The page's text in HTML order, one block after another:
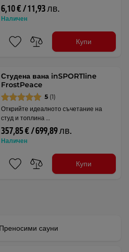
6,10 € / 11,93 лв.
Наличен
Купи
Студена вана inSPORTline
FrostPeace
5 (1)
Открийте идеалното съчетание на
студ и топлина …
357,85 € / 699,89 лв.
Наличен
Купи
сауни